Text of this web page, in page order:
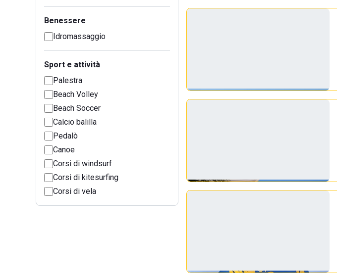
Benessere
Idromassaggio
Sport e attività
Palestra
Beach Volley
Beach Soccer
Calcio balilla
Pedalò
Canoe
Corsi di windsurf
Corsi di kitesurfing
Corsi di vela